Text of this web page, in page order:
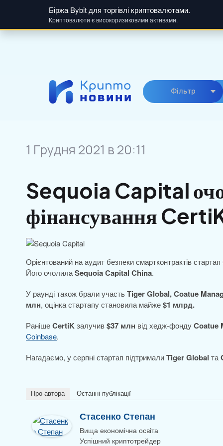
Біржа Bybit для торгівлі криптовалютами.
Криптовалюти є високоризиковими активами.
Фiльтр
1 Грудня 2021 в 20:11
Sequoia Capital
фінансування
Орієнтований на аудит безпеки смартконтрактів стартап
Його очолилаSequoia Capital China.
У раунді також брали участьTiger Global, Coatue
млн, оцінка стартапу становила майже$1 млрд.
РанішеCertiKзалучив$37 млн від хедж-фондуCoatue
Coinbase.
Нагадаємо, у серпні стартап підтрималиTiger Global та
Про автора Останні публікації
Стасенко Степан
Вища економічна освіта
Успішний криптотрейдер